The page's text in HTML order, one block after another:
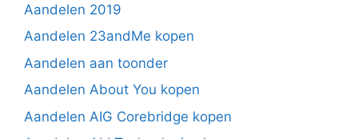
Aandelen 2019
Aandelen 23andMe kopen
Aandelen aan toonder
Aandelen About You kopen
Aandelen AIG Corebridge kopen